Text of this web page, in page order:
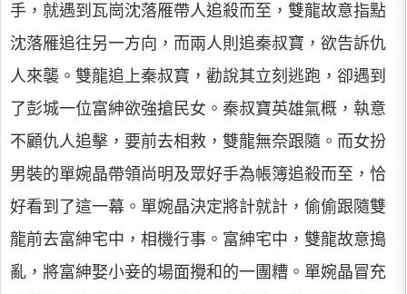
手，就遇到瓦崗沈落雁帶人追殺而至，雙龍故意指點
沈落雁追往另一方向，而兩人則追秦叔寶，欲告訴仇
人來襲。雙龍追上秦叔寶，勸說其立刻逃跑，卻遇到
了彭城一位富紳欲強搶民女。秦叔寶英雄氣概，執意
不顧仇人追擊，要前去相救，雙龍無奈跟隨。而女扮
男裝的單婉晶帶領尚明及眾好手為帳簿追殺而至，恰
好看到了這一幕。單婉晶決定將計就計，偷偷跟隨雙
龍前去富紳宅中，相機行事。富紳宅中，雙龍故意搗
亂，將富紳娶小妾的場面攪和的一團糟。單婉晶冒充